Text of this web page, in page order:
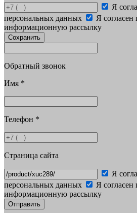
Я
персональных данных
Я согласен
информационную рассылку
Сохранить
Обратный звонок
Имя *
Телефон *
Страница сайта
Я
персональных данных
Я согласен
информационную рассылку
Отправить